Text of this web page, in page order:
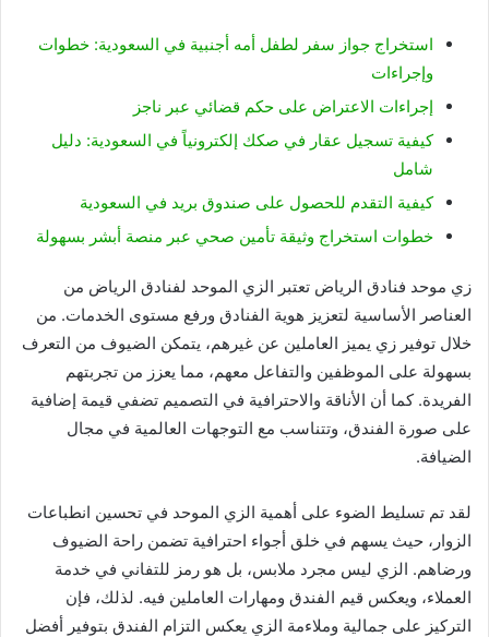
استخراج جواز سفر لطفل أمه أجنبية في السعودية: خطوات
وإجراءات
إجراءات الاعتراض على حكم قضائي عبر ناجز
كيفية تسجيل عقار في صكك إلكترونياً في السعودية: دليل
شامل
كيفية التقدم للحصول على صندوق بريد في السعودية
خطوات استخراج وثيقة تأمين صحي عبر منصة أبشر بسهولة
زي موحد فنادق الرياض تعتبر الزي الموحد لفنادق الرياض من
العناصر الأساسية لتعزيز هوية الفنادق ورفع مستوى الخدمات. من
خلال توفير زي يميز العاملين عن غيرهم، يتمكن الضيوف من التعرف
بسهولة على الموظفين والتفاعل معهم، مما يعزز من تجربتهم
الفريدة. كما أن الأناقة والاحترافية في التصميم تضفي قيمة إضافية
على صورة الفندق، وتتناسب مع التوجهات العالمية في مجال
الضيافة.
لقد تم تسليط الضوء على أهمية الزي الموحد في تحسين انطباعات
الزوار، حيث يسهم في خلق أجواء احترافية تضمن راحة الضيوف
ورضاهم. الزي ليس مجرد ملابس، بل هو رمز للتفاني في خدمة
العملاء، ويعكس قيم الفندق ومهارات العاملين فيه. لذلك، فإن
التركيز على جمالية وملاءمة الزي يعكس التزام الفندق بتوفير أفضل